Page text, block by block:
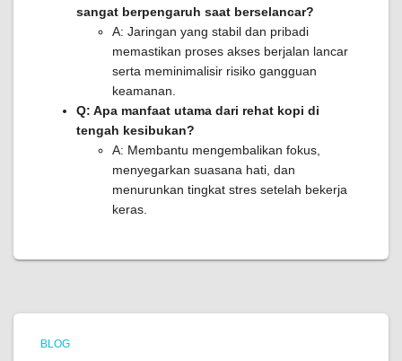
sangat berpengaruh saat berselancar?
A: Jaringan yang stabil dan pribadi
memastikan proses akses berjalan lancar
serta meminimalisir risiko gangguan
keamanan.
Q: Apa manfaat utama dari rehat kopi di
tengah kesibukan?
A: Membantu mengembalikan fokus,
menyegarkan suasana hati, dan
menurunkan tingkat stres setelah bekerja
keras.
BLOG